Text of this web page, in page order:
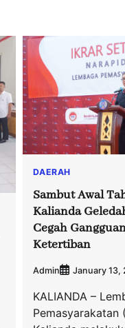
DAERAH
Sambut Awal
Kalianda
Cegah
Ketertiban
Admin January 13,
KALIANDA –
Pemasyarakatan